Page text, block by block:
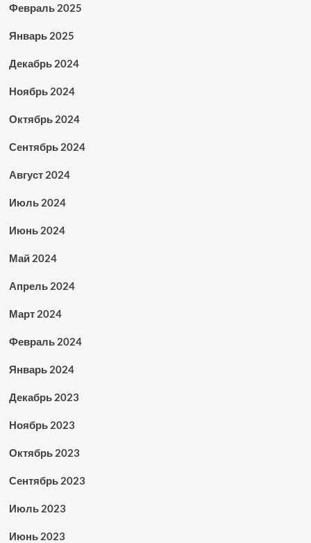
Февраль 2025
Январь 2025
Декабрь 2024
Ноябрь 2024
Октябрь 2024
Сентябрь 2024
Август 2024
Июль 2024
Июнь 2024
Май 2024
Апрель 2024
Март 2024
Февраль 2024
Январь 2024
Декабрь 2023
Ноябрь 2023
Октябрь 2023
Сентябрь 2023
Июль 2023
Июнь 2023